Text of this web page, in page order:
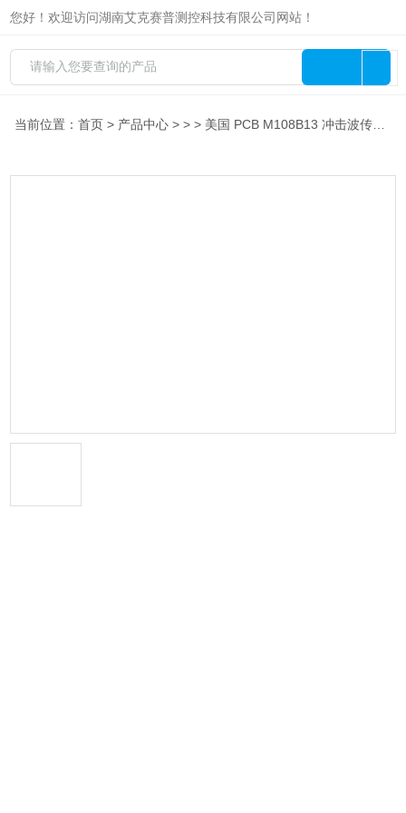
您好！欢迎访问湖南艾克赛普测控科技有限公司网站！
当前位置：首页 > 产品中心 > > > 美国 PCB M108B13 冲击波传感器